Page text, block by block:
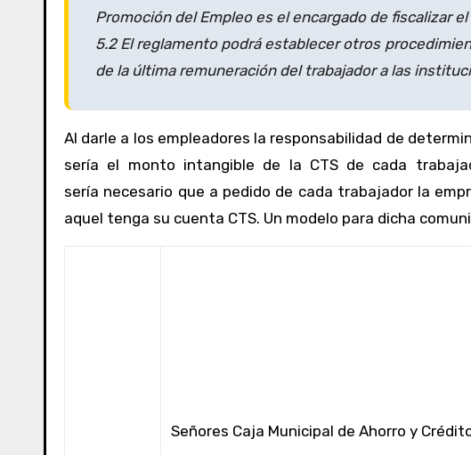
Promoción del Empleo es el encargado de fiscalizar
5.2 El reglamento podrá establecer otros
de la última remuneración del trabajador a las
Al darle a los empleadores la responsabilidad de
sería el monto intangible de la CTS de cada
sería necesario que a pedido de cada trabajador la
aquel tenga su cuenta CTS. Un modelo para dicha
Señores Caja Municipal de Ahorro y